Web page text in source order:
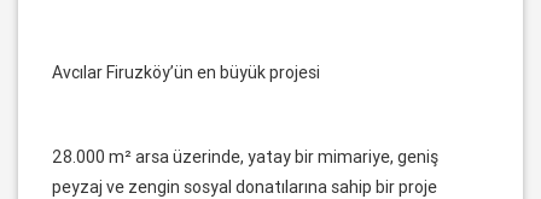
Avcılar Firuzköy’ün en büyük projesi
28.000 m² arsa üzerinde, yatay bir mimariye, geniş
peyzaj ve zengin sosyal donatılarına sahip bir proje